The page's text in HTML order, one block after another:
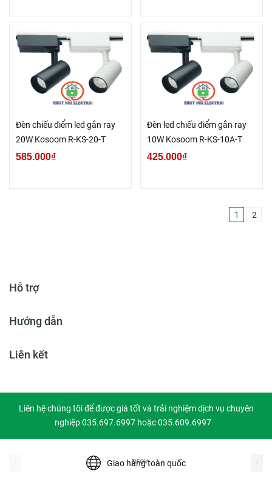
Đèn chiếu điểm led gắn ray
20W Kosoom R-KS-20-T
585.000₫
Đèn led chiếu điểm gắn ray
10W Kosoom R-KS-10A-T
425.000₫
1 2
Hỗ trợ
Hướng dẫn
Liên kết
Liên hệ chúng tôi để được giá tốt và trải nghiệm dịch vụ chuyên
nghiệp 035.697.6997 hoặc 035.609.6997
Giao hàng toàn quốc
prev